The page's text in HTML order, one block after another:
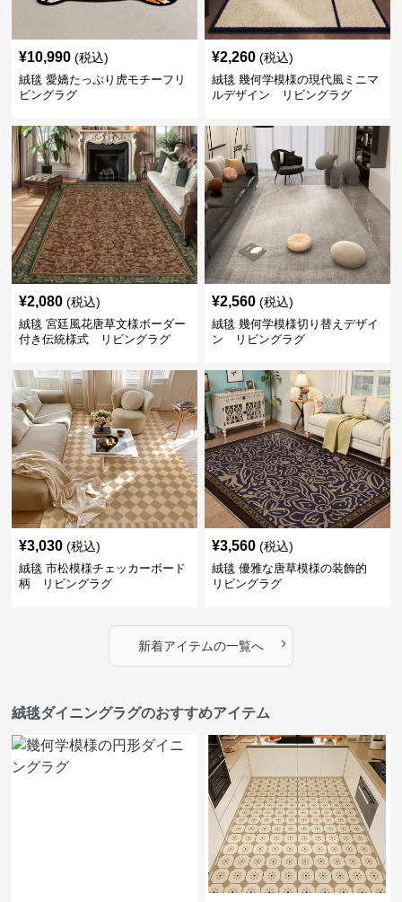
¥10,990 (税込)
絨毯 愛嬌たっぷり虎モチーフリ
ビングラグ
¥2,260 (税込)
絨毯 幾何学模様の現代風ミニマ
ルデザイン リビングラグ
¥2,080 (税込)
絨毯 宮廷風花唐草文様ボーダー
付き伝統様式 リビングラグ
¥2,560 (税込)
絨毯 幾何学模様切り替えデザイ
ン リビングラグ
¥3,030 (税込)
絨毯 市松模様チェッカーボード
柄 リビングラグ
¥3,560 (税込)
絨毯 優雅な唐草模様の装飾的
リビングラグ
新着アイテムの一覧へ ›
絨毯ダイニングラグのおすすめアイテム